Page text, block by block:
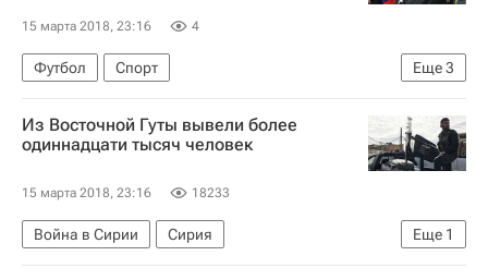
15 марта 2018, 23:16 4
Еще3
Футбол
Спорт
Лига Европы УЕФА 2026-2027
Олимпик (Лион)
ПФК ЦСКА
Из Восточной Гуты вывели более
одиннадцати тысяч человек
15 марта 2018, 23:16 18233
Еще 1
Война в Сирии
Сирия
Освобождение мирных жителей в Восточной Гуте